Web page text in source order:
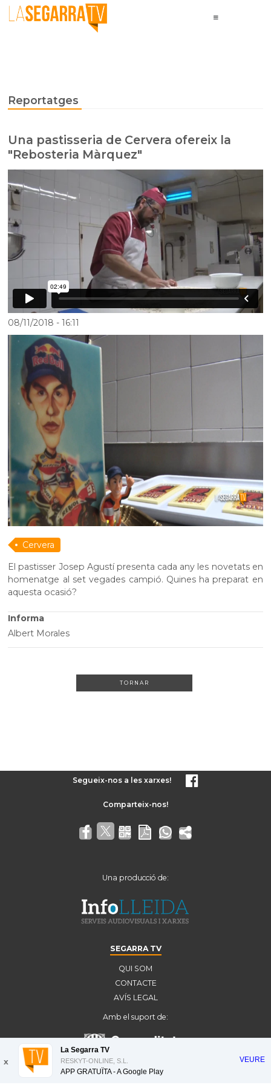
Reportatges
Una pastisseria de Cervera ofereix la
"Rebosteria Màrquez"
08/11/2018- 16:11
Cervera
El pastisser Josep Agustí presenta cada any les novetats en
homenatge al set vegades campió. Quines ha preparat en
aquesta ocasió?
Informa
Albert Morales
TORNAR
Segueix-nos a les xarxes!
Una producció de:
SEGARRA TV
QUI SOM
CONTACTE
AVÍS LEGAL
Amb el suport de:
x
La Segarra TV
RESKYT-ONLINE, S.L.
APP GRATUÏTA - AGoogle Play
VEURE